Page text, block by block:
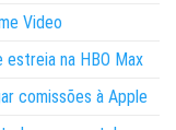
Video
estreia na HBO Max
comissões à Apple